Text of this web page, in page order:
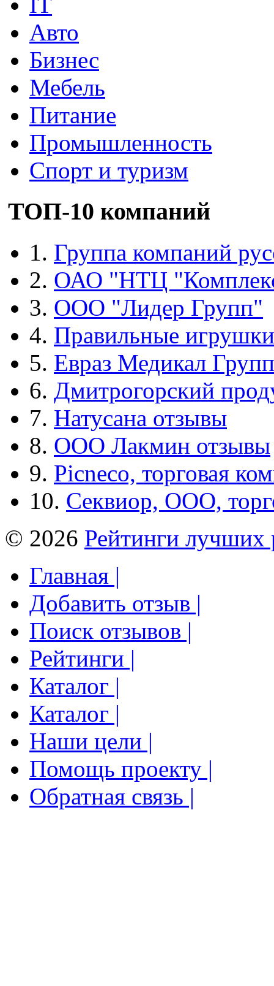
Авто
Бизнес
Мебель
Питание
Промышленность
Спорт и туризм
ТОП-10 компаний
1. Группа компаний
2. ОАО "НТЦ
3. ООО "Лидер Групп"
4. Правильные игрушки
5. Евраз Медикал Групп
6. Дмитрогорский
7. Натусана отзывы
8. ООО Лакмин отзывы
9. Picneco, торговая
10. Секвиор, ООО,
© 2026 Рейтинги лучших
Главная |
Добавить отзыв |
Поиск отзывов |
Рейтинги |
Каталог |
Каталог |
Наши цели |
Помощь проекту |
Обратная связь |